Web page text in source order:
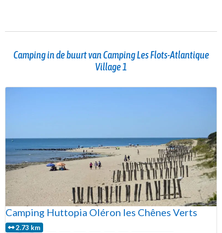
Camping in de buurt van Camping Les Flots-Atlantique
Village 1
Camping Huttopia Oléron les Chênes Verts
2.73 km